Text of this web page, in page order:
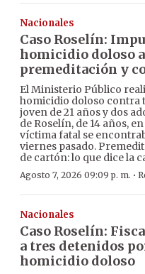
Nacionales
Caso Roselín:
homicidio doloso
premeditación y
El Ministerio Público
homicidio doloso contra
joven de 21 años y dos
de Roselín, de 14 años,
víctima fatal se
viernes pasado.
de cartón: lo que dice la
Agosto 7, 2026 09:09 p. m. ·
Nacionales
Caso Roselín:
a tres detenidos
homicidio doloso